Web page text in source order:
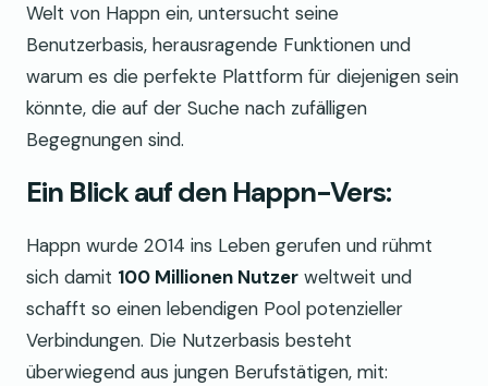
Welt von Happn ein, untersucht seine
Benutzerbasis, herausragende Funktionen und
warum es die perfekte Plattform für diejenigen sein
könnte, die auf der Suche nach zufälligen
Begegnungen sind.
Ein Blick auf den Happn-Vers:
Happn wurde 2014 ins Leben gerufen und rühmt
sich damit 100 Millionen Nutzer weltweit und
schafft so einen lebendigen Pool potenzieller
Verbindungen. Die Nutzerbasis besteht
überwiegend aus jungen Berufstätigen, mit: